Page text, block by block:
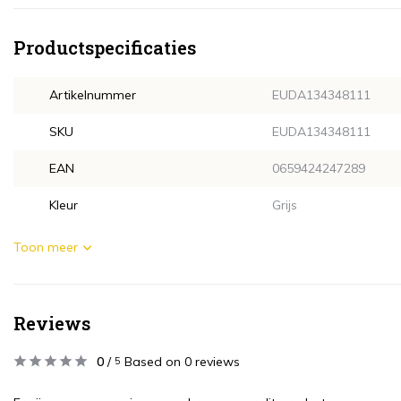
Productspecificaties
Artikelnummer EUDA134348111
SKU EUDA134348111
EAN 0659424247289
Kleur Grijs
Toon meer
Reviews
0 / 5 Based on 0 reviews